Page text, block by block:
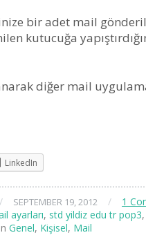
bir adet mail
kutucuğa
diğer mail
LinkedIn
/ SEPTEMBER 19, 2012 / 1
ayarları, std yildiz edu tr pop3,
Genel, Kişisel, Mail